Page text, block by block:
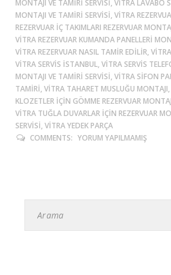
MONTAJI VE TAMIRI SERVISI, VITRA LAVABO
MONTAJI VE TAMIRI SERVISI, VITRA
REZERVUAR IÇ TAKIMLARI REZERVUAR
VITRA REZERVUAR KUMANDA PANELLERI
VITRA REZERVUAR NASIL TAMIR EDILIR,
VITRA SERVIS ISTANBUL, VITRA SERVIS
MONTAJI VE TAMIRI SERVISI, VITRA SIFON
TAMIRI, VITRA TAHARET MUSLUĞU
KLOZETLER IÇIN GÖMME REZERVUAR
VITRA TUĞLA DUVARLAR IÇIN REZERVUAR
SERVISI, VITRA YEDEK PARÇA
COMMENTS: YORUM YAPILMAMIŞ